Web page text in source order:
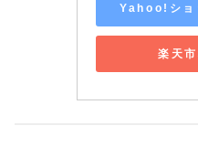
Yahoo!ショ
楽天